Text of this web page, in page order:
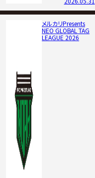
メルカリPresents
NEO GLOBAL TAG
LEAGUE 2026